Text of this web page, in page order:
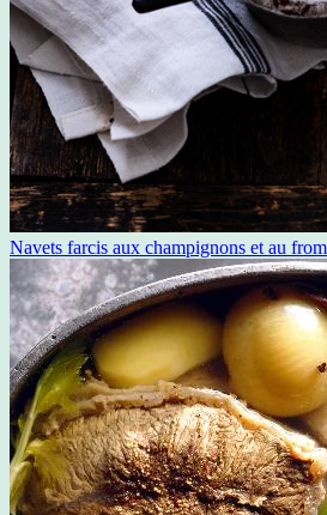
Navets farcis aux champignons et au